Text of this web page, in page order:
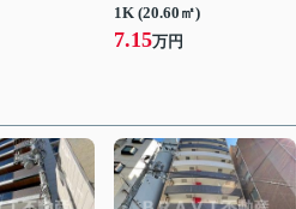
1K (20.60㎡)
7.15万円